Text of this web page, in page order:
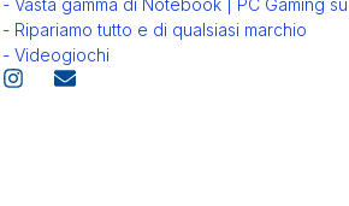
- Ripariamo tutto e di qualsiasi marchio
- Videogiochi